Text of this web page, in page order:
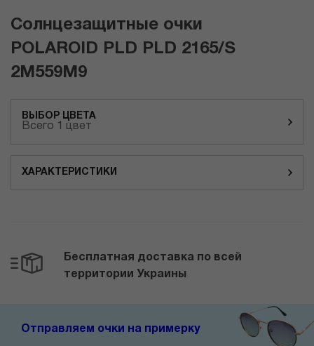
Солнцезащитные очки
POLAROID PLD PLD 2165/S
2M559M9
ВЫБОР ЦВЕТА
Всего 1 цвет
ХАРАКТЕРИСТИКИ
Бесплатная доставка по всей
территории Украины
Отправляем очки на примерку